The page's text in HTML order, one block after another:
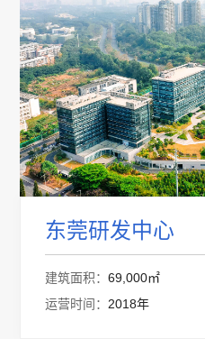
东莞研发中心
建筑面积： 69,000㎡
运营时间： 2018年